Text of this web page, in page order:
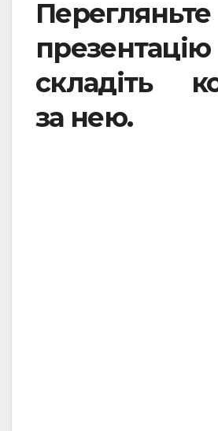
Перегляньте
складіть
за нею.